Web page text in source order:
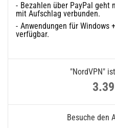
Bezahlen über PayPal
mit Aufschlag verbunden.
Anwendungen für Windows
verfügbar.
"NordVPN"
3.39
Besuche den